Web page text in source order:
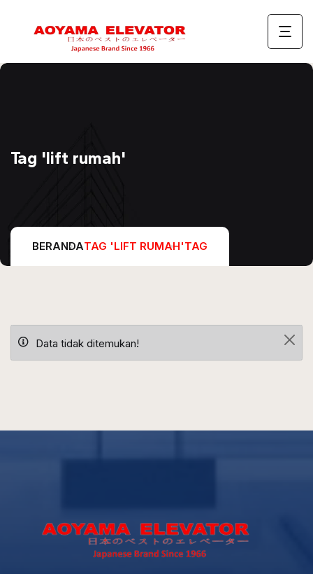
Tag 'lift rumah'
BERANDATAG 'LIFT RUMAH'TAG
Data tidak ditemukan!